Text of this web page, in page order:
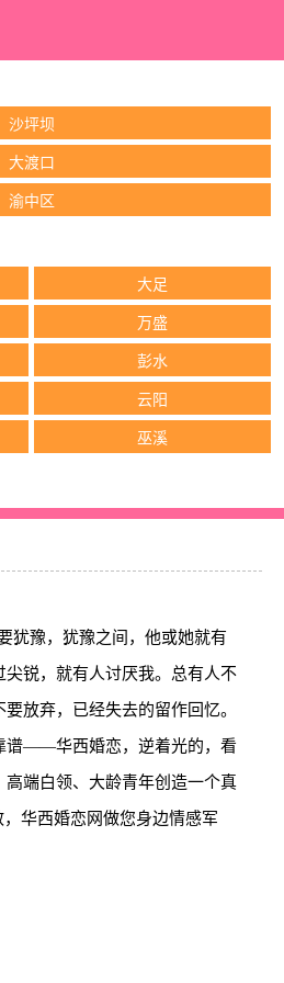
沙坪坝
大渡口
渝中区
大足
万盛
彭水
云阳
巫溪
犹豫，犹豫之间，他或她就有
锐，就有人讨厌我。总有人不
放弃，已经失去的留作回忆。
谱——华西婚恋，逆着光的，看
端白领、大龄青年创造一个真
华西婚恋网做您身边情感军